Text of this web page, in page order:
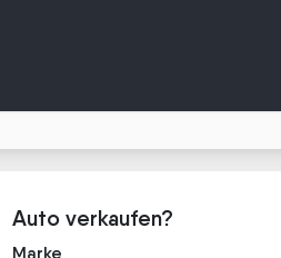
Auto verkaufen?
Marke